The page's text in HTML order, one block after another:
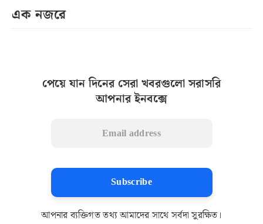
এক নজরে
পেয়ে যান দিনের সেরা খবরগুলো সরাসরি
আপনার ইনবক্সে
Subscribe
আপনার ব্যক্তিগত তথ্য আমাদের সাথে সর্বদা সুরক্ষিত।